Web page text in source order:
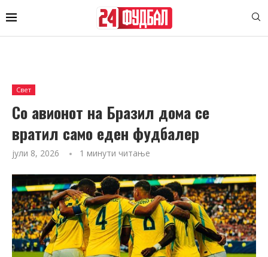
Свет
Со авионот на Бразил дома се
вратил само еден фудбалер
јули 8, 2026 1 минути читање